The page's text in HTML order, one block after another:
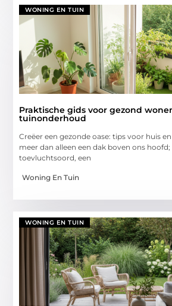
WONING EN TUIN
Praktische gids voor gezond
tuinonderhoud
Creëer een gezonde oase: tips voor huis
meer dan alleen een dak boven ons hoofd;
toevluchtsoord, een
Woning En Tuin
WONING EN TUIN